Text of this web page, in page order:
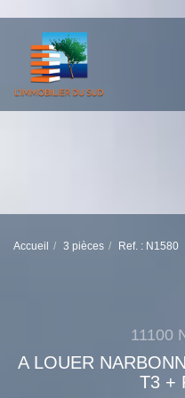
Accueil 3 pièces Ref. : N1580
11100
A LOUER
T3 +